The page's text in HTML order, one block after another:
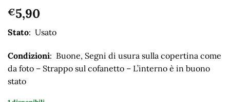
€5,90
Stato: Usato
Condizioni: Buone, Segni di usura sulla copertina come
da foto – Strappo sul cofanetto – L’interno è in buono
stato